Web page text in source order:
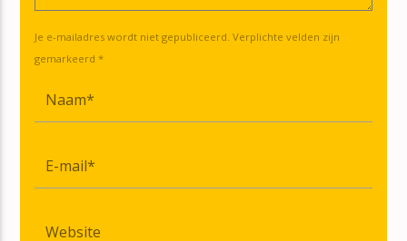
Je e-mailadres wordt niet gepubliceerd. Verplichte velden zijn
gemarkeerd *